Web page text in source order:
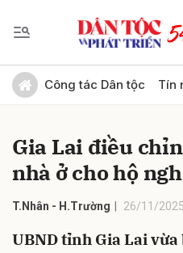
Công tác Dân tộc Tín
Gia Lai điều
nhà ở cho hộ
T.Nhân - H.Trường 26/11/
UBND tỉnh Gia Lai
Gửi bình luận